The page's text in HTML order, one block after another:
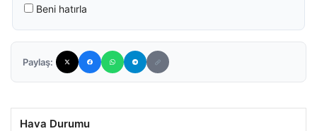
Beni hatırla
Paylaş:
Hava Durumu